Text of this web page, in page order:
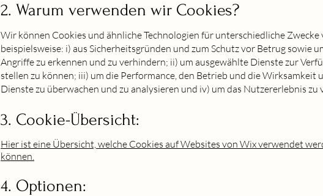
2. Warum verwenden wir Cookies?
Wir können Cookies und ähnliche Technologien für unterschiedliche Zwecke
beispielsweise: i) aus Sicherheitsgründen und zum Schutz vor Betrug sowie
Angriffe zu erkennen und zu verhindern; ii) um ausgewählte Dienste zur
stellen zu können; iii) um die Performance, den Betrieb und die Wirksamkeit
Dienste zu überwachen und zu analysieren und iv) um das Nutzererlebnis zu
3. Cookie-Übersicht:
Hier ist eine Übersicht, welche Cookies auf Websites von Wix verwendet
können.
4. Optionen: